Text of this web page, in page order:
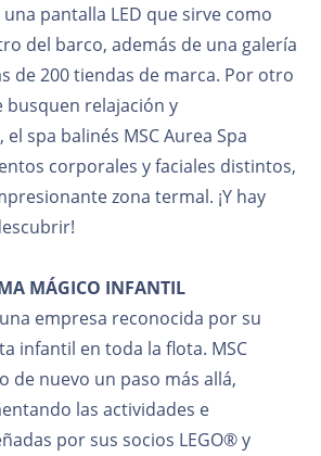
pantalla LED que sirve como
del barco, además de una galería
de 200 tiendas de marca. Por otro
busquen relajación y
spa balinés MSC Aurea Spa
corporales y faciales distintos,
zona termal. ¡Y hay
MÁGICO INFANTIL
empresa reconocida por su
infantil en toda la flota. MSC
de nuevo un paso más allá,
las actividades e
por sus socios LEGO® y